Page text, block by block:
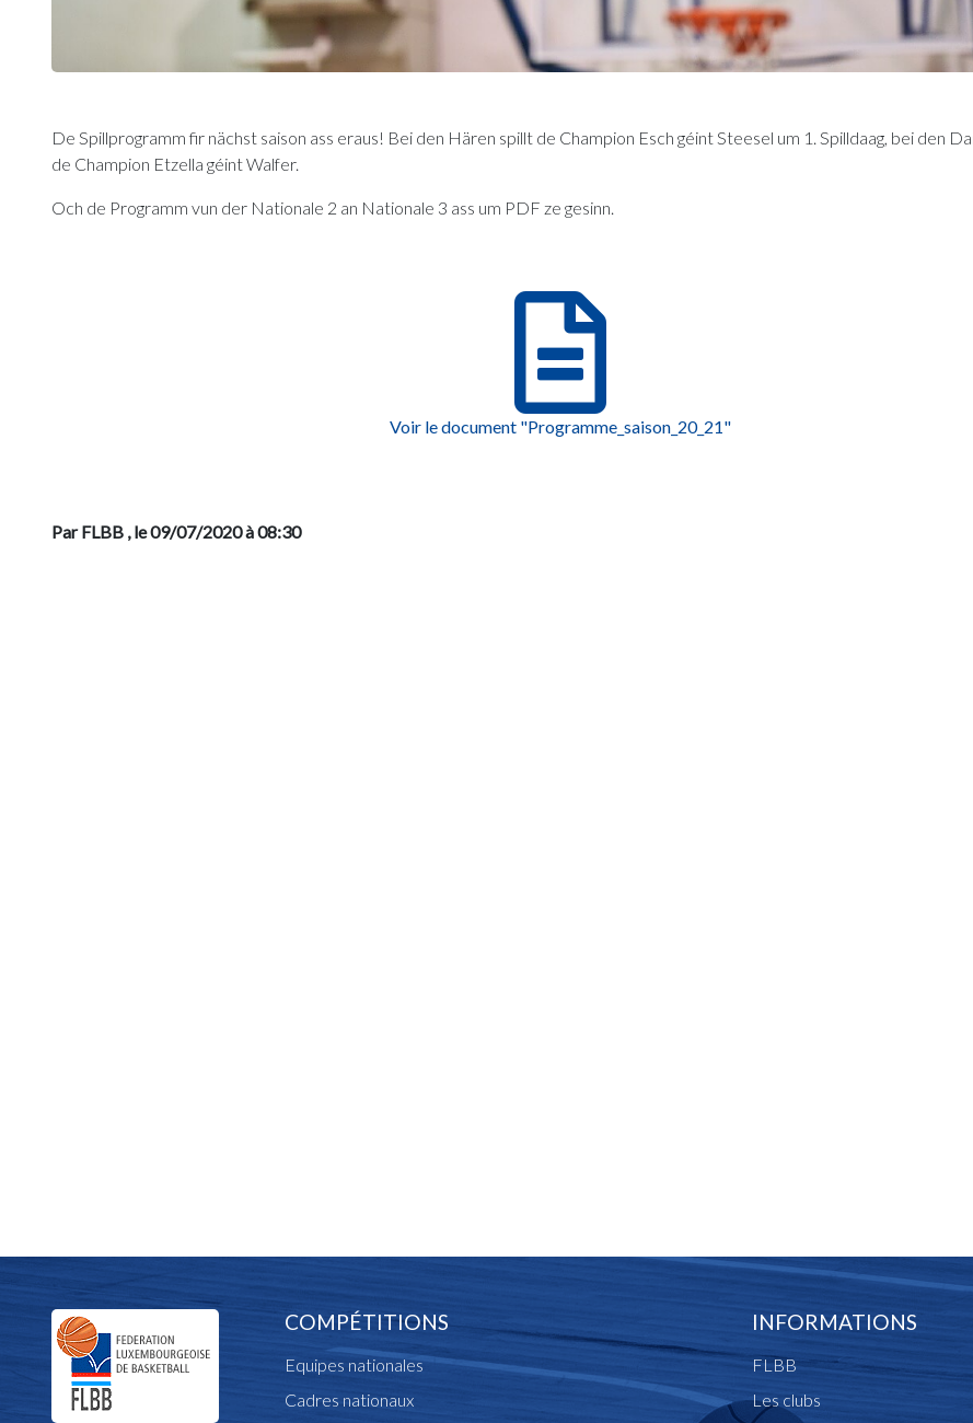
De Spillprogramm fir nächst saison ass eraus! Bei den Hären spillt de Champion Esch géint Steesel um 1. Spilldaag, bei den
de Champion Etzella géint Walfer.
Och de Programm vun der Nationale 2 an Nationale 3 ass um PDF ze gesinn.
Voir le document "Programme_saison_20_21"
Par FLBB , le 09/07/2020 à 08:30
COMPÉTITIONS
Equipes nationales
Cadres nationaux
INFORMATIONS
FLBB
Les clubs